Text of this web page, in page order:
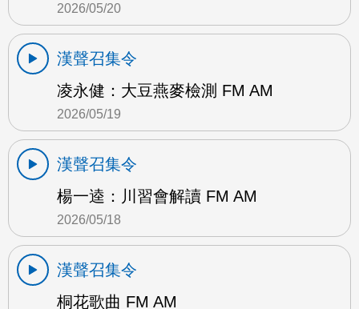
2026/05/20
漢聲召集令
凌永健：大豆燕麥檢測 FM AM
2026/05/19
漢聲召集令
楊一逵：川習會解讀 FM AM
2026/05/18
漢聲召集令
桐花歌曲 FM AM